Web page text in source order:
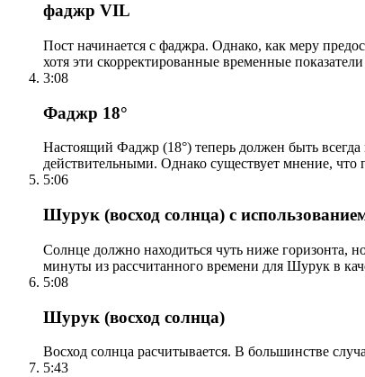
фаджр VIL
Пост начинается с фаджра. Однако, как меру
хотя эти скорректированные временные
3:08
Фаджр 18°
Настоящий Фаджр (18°) теперь должен быть
действительными. Однако существует мнение, что
5:06
Шурук (восход солнца) с
Солнце должно находиться чуть ниже горизонта,
минуты из рассчитанного времени для Шурук в
5:08
Шурук (восход солнца)
Восход солнца расчитывается. В большинстве
5:43